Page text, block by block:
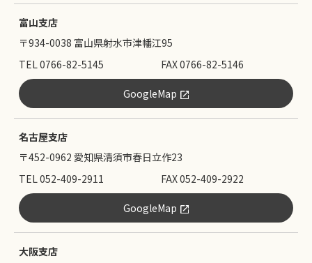
富山支店
〒934-0038 富山県射水市津幡江95
TEL 0766-82-5145
FAX 0766-82-5146
GoogleMap
名古屋支店
〒452-0962 愛知県清須市春日立作23
TEL 052-409-2911
FAX 052-409-2922
GoogleMap
大阪支店